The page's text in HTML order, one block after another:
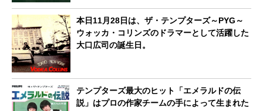
本日11月28日は、ザ・テンプターズ～PYG～
ウォッカ・コリンズのドラマーとして活躍した
大口広司の誕生日。
テンプターズ最大のヒット「エメラルドの伝
説」はプロの作家チームの手によって生まれた